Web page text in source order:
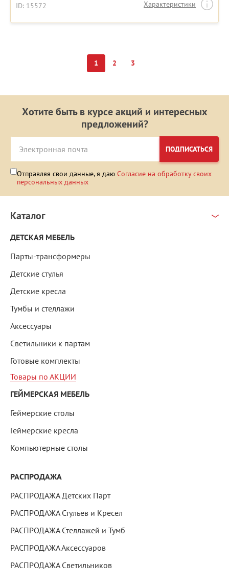
ID: 15572 Характеристики
1 2 3
Хотите быть в курсе акций и интересных
предложений?
ПОДПИСАТЬСЯ
Отправляя свои данные, я даю Согласие на обработку своих
персональных данных
Каталог
ДЕТСКАЯ МЕБЕЛЬ
Парты-трансформеры
Детские стулья
Детские кресла
Тумбы и стеллажи
Аксессуары
Светильники к партам
Готовые комплекты
Товары по АКЦИИ
ГЕЙМЕРСКАЯ МЕБЕЛЬ
Геймерские столы
Геймерские кресла
Компьютерные столы
РАСПРОДАЖА
РАСПРОДАЖА Детских Парт
РАСПРОДАЖА Стульев и Кресел
РАСПРОДАЖА Стеллажей и Тумб
РАСПРОДАЖА Аксессуаров
РАСПРОДАЖА Светильников